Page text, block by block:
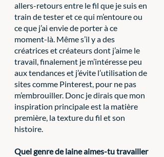
allers-retours entre le fil que je suis en
train de tester et ce qui m’entoure ou
ce que j’ai envie de porter à ce
moment-là. Même s’il y a des
créatrices et créateurs dont j’aime le
travail, finalement je m’intéresse peu
aux tendances et j’évite l’utilisation de
sites comme Pinterest, pour ne pas
m’embrouiller. Donc je dirais que mon
inspiration principale est la matière
première, la texture du fil et son
histoire.
Quel genre de laine aimes-tu travailler